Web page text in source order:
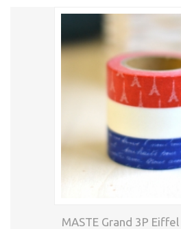
MASTE Grand 3P